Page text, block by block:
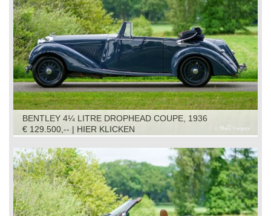
BENTLEY 4¼ LITRE DROPHEAD COUPE, 1936
€ 129.500,-- | HIER KLICKEN